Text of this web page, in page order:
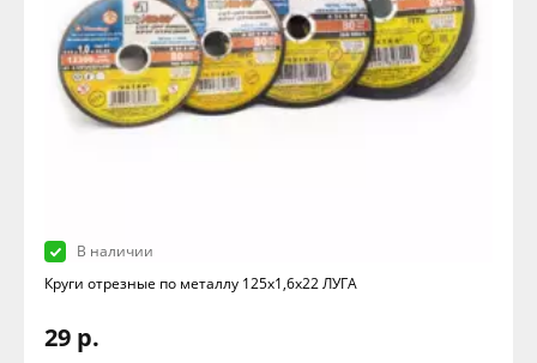
В наличии
Круги отрезные по металлу 125х1,6х22 ЛУГА
29 р.